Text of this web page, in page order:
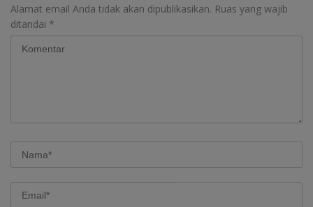
Alamat email Anda tidak akan dipublikasikan. Ruas yang wajib
ditandai *